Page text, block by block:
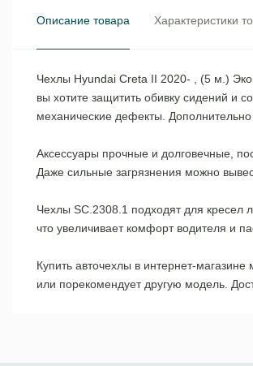
Описание товара Характеристики
Чехлы Hyundai Creta II 2020- , (5 м.)
вы хотите защитить обивку сидений и
механические дефекты.
Аксессуары прочные и долговечные,
Даже сильные загрязнения можно
Чехлы SC.2308.1 подходят для кресел
что увеличивает комфорт водителя и
Купить авточехлы в интернет-
или порекомендует другую модель.